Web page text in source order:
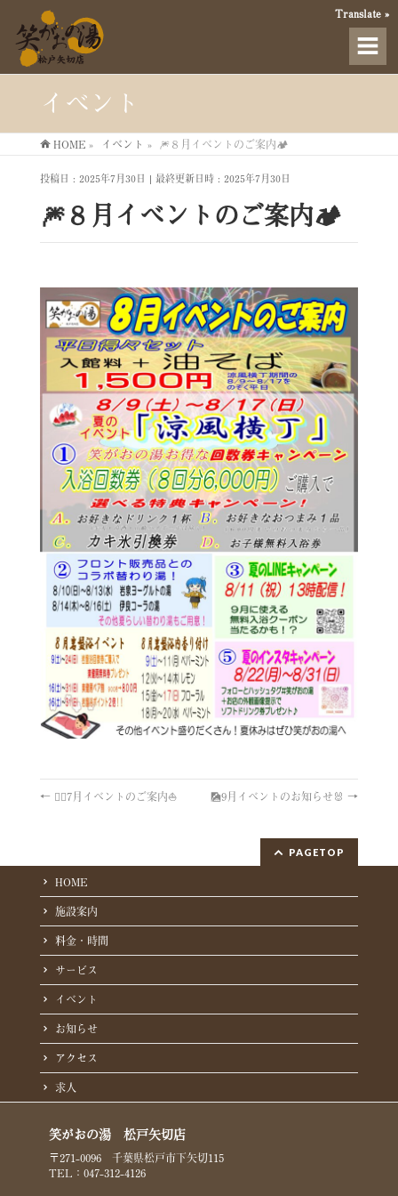
イベント
HOME » イベント » 🎆８月イベントのご案内🏕️
投稿日 : 2025年7月30日 最終更新日時 : 2025年7月30日
🎆８月イベントのご案内🏕️
← 🏊‍♀️7月イベントのご案内⛵ 🎑9月イベントのお知らせ🐰 →
PAGETOP
HOME
施設案内
料金・時間
サービス
イベント
お知らせ
アクセス
求人
笑がおの湯 松戸矢切店
〒271-0096 千葉県松戸市下矢切115
TEL：047-312-4126
Translate »